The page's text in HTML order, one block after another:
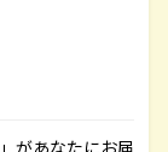
があなたにお届